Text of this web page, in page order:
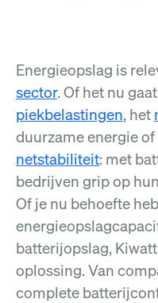
Energieopslag is
sector. Of het nu
piekbelastingen, het
duurzame energie
netstabiliteit: met
bedrijven grip op
Of je nu behoefte
batterijopslag,
oplossing. Van
complete